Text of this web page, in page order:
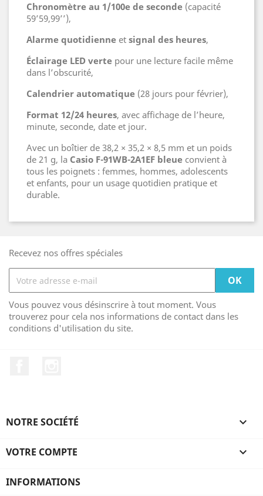
Chronomètre au 1/100e de seconde (capacité
59’59,99’’),
Alarme quotidienne et signal des heures,
Éclairage LED verte pour une lecture facile même
dans l’obscurité,
Calendrier automatique (28 jours pour février),
Format 12/24 heures, avec affichage de l’heure,
minute, seconde, date et jour.
Avec un boîtier de 38,2 × 35,2 × 8,5 mm et un poids
de 21 g, la Casio F-91WB-2A1EF bleue convient à
tous les poignets : femmes, hommes, adolescents
et enfants, pour un usage quotidien pratique et
durable.
Recevez nos offres spéciales
Vous pouvez vous désinscrire à tout moment. Vous
trouverez pour cela nos informations de contact dans les
conditions d'utilisation du site.
NOTRE SOCIÉTÉ 
VOTRE COMPTE 
INFORMATIONS